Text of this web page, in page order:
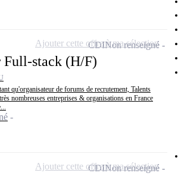
Full-stack (H/F)
qu'organisateur de forums de recrutement, Talents
nombreuses entreprises & organisations en France
CDINon renseigné
Ajouter cette offre à ma sélection
CDINon renseigné
Ajouter cette offre à ma sélection